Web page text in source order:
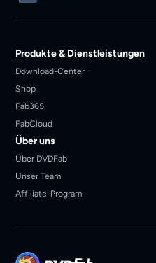
Produkte & Dienstleistungen
Download-Center
Shop
Fab365
FabCloud
Über uns
Über DVDFab
Unser Team
Affiliate-Program